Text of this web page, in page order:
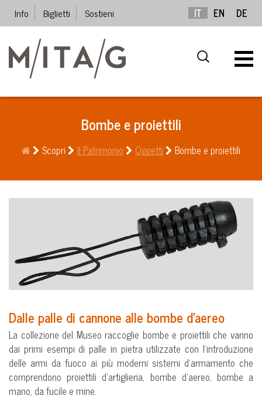
Info Biglietti Sostieni IT EN DE
Bombe e proiettili
Scopri Il Patrimonio Oggetti Bombe e proiettili
Dalle palle di cannone alle bombe d’aereo
La collezione del Museo raccoglie bombe e proiettili che vanno
dai primi esempi di palle in pietra utilizzate con l’introduzione
delle armi da fuoco ai più moderni sistemi d’armamento che
comprendono proiettili d’artiglieria, bombe d’aereo, bombe a
mano, da fucile e mine.